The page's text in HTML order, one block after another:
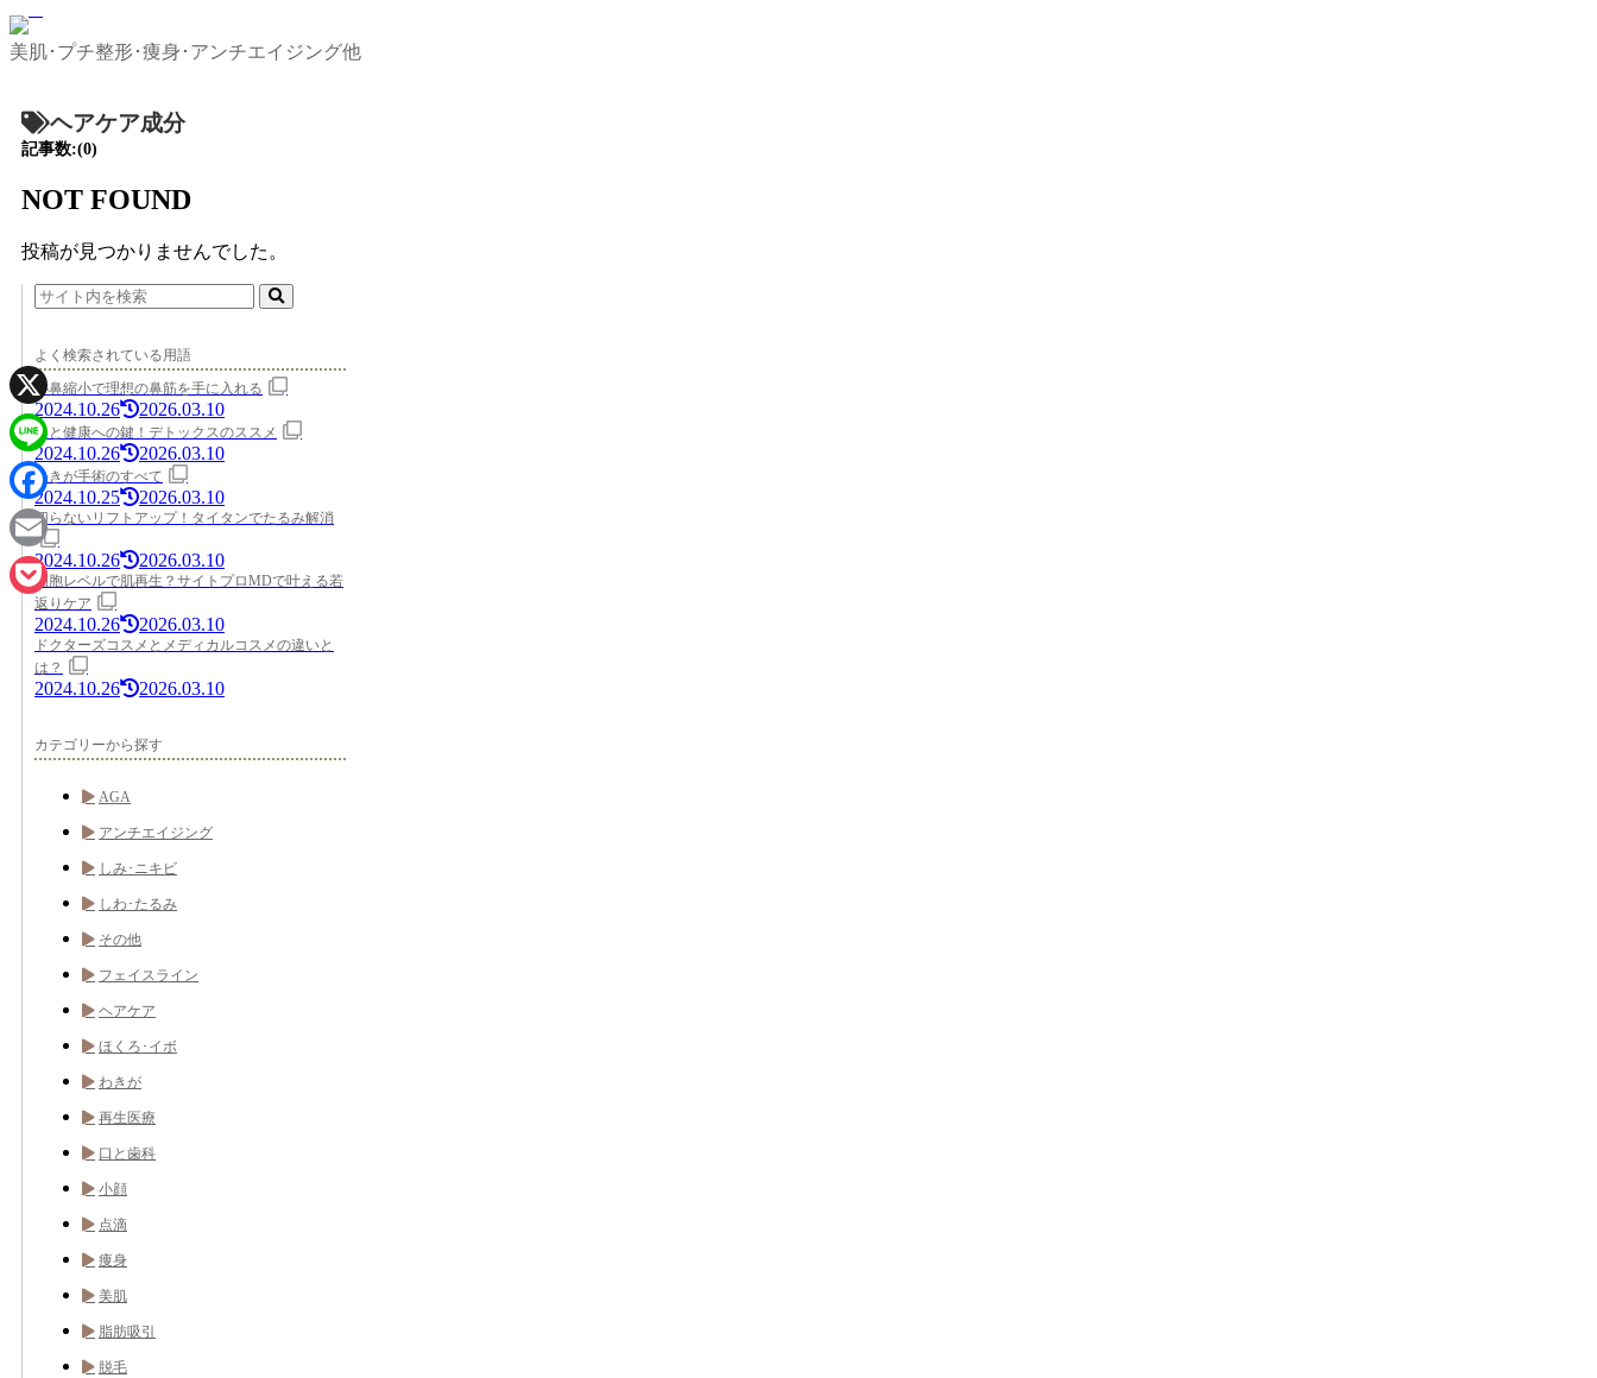
美肌･プチ整形･痩身･アンチエイジング他
ヘアケア成分
記事数:(0)
NOT FOUND
投稿が見つかりませんでした。
よく検索されている用語
小鼻縮小で理想の鼻筋を手に入れる
2024.10.26 2026.03.10
美と健康への鍵！デトックスのススメ
2024.10.26 2026.03.10
わきが手術のすべて
2024.10.25 2026.03.10
切らないリフトアップ！タイタンでたるみ解消
2024.10.26 2026.03.10
細胞レベルで肌再生？サイトプロMDで叶える若
返りケア
2024.10.26 2026.03.10
ドクターズコスメとメディカルコスメの違いと
は？
2024.10.26 2026.03.10
カテゴリーから探す
AGA
アンチエイジング
しみ･ニキビ
しわ･たるみ
その他
フェイスライン
ヘアケア
ほくろ･イボ
わきが
再生医療
口と歯科
小顔
点滴
痩身
美肌
脂肪吸引
脱毛
X
Line
Facebook
Email
Pocket